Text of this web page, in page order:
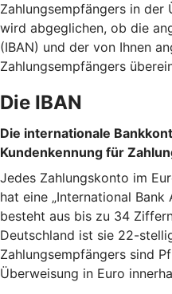
Zahlungsempfängers in der
wird abgeglichen, ob die
(IBAN) und der von Ihnen
Zahlungsempfängers
Die IBAN
Die internationale
Kundenkennung für
Jedes Zahlungskonto im
hat eine „International Bank
besteht aus bis zu 34
Deutschland ist sie 22-
Zahlungsempfängers sind
Überweisung in Euro